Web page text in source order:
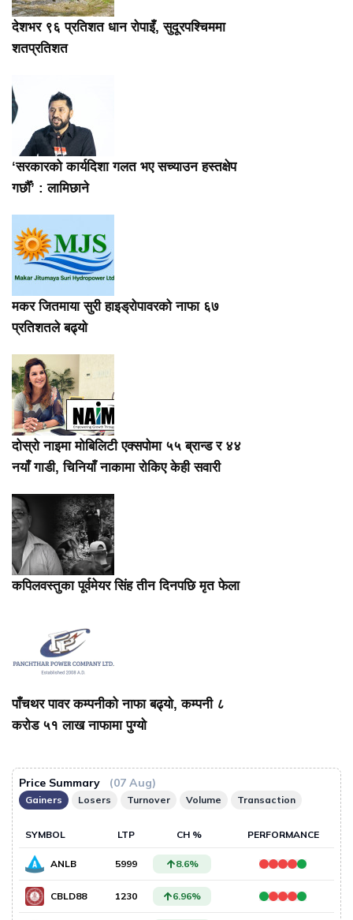
देशभर ९६ प्रतिशत धान रोपाइँ, सुदूरपश्चिममा
शतप्रतिशत
‘सरकारको कार्यदिशा गलत भए सच्याउन हस्तक्षेप
गर्छौँ’ : लामिछाने
मकर जितमाया सुरी हाइड्रोपावरको नाफा ६७
प्रतिशतले बढ्यो
दोस्रो नाइमा मोबिलिटी एक्सपोमा ५५ ब्रान्ड र ४४
नयाँ गाडी, चिनियाँ नाकामा रोकिए केही सवारी
कपिलवस्तुका पूर्वमेयर सिंह तीन दिनपछि मृत फेला
पाँचथर पावर कम्पनीको नाफा बढ्यो, कम्पनी ८
करोड ५१ लाख नाफामा पुग्यो